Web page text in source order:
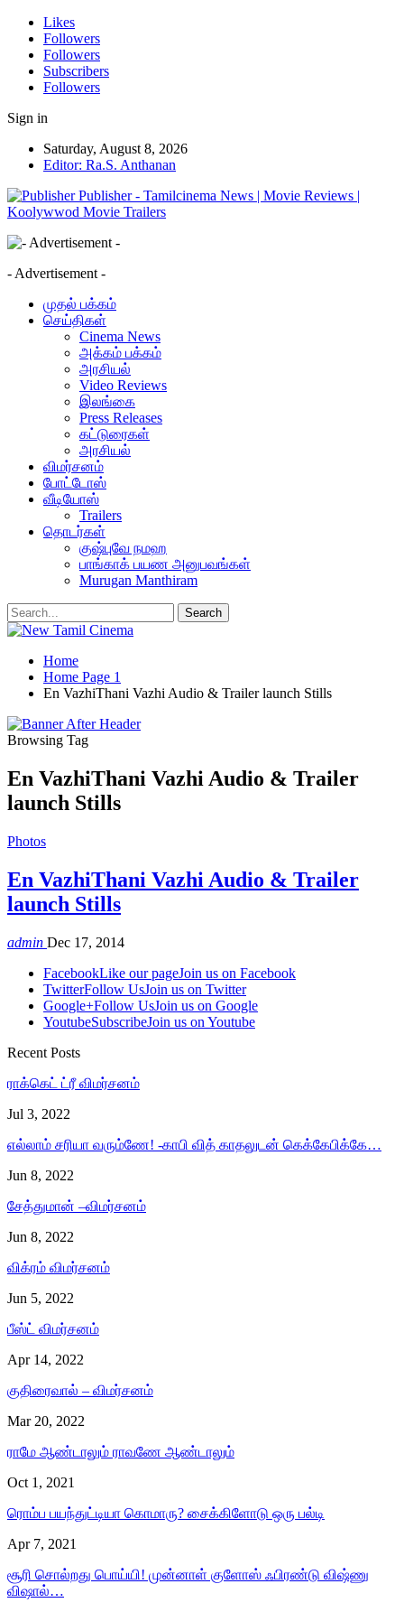
Likes
Followers
Followers
Subscribers
Followers
Sign in
Saturday, August 8, 2026
Editor: Ra.S. Anthanan
Publisher - Tamilcinema News | Movie Reviews |
Koolywwod Movie Trailers
- Advertisement -
முதல் பக்கம்
செய்திகள்
Cinema News
அக்கம் பக்கம்
அரசியல்
Video Reviews
இலங்கை
Press Releases
கட்டுரைகள்
அரசியல்
விமர்சனம்
போட்டோஸ்
வீடியோஸ்
Trailers
தொடர்கள்
குஷ்புவே நமஹ
பாங்காக் பயண அனுபவங்கள்
Murugan Manthiram
Home
Home Page 1
En VazhiThani Vazhi Audio & Trailer launch Stills
Browsing Tag
En VazhiThani Vazhi Audio & Trailer
launch Stills
Photos
En VazhiThani Vazhi Audio & Trailer
launch Stills
admin Dec 17, 2014
FacebookLike our pageJoin us on Facebook
TwitterFollow UsJoin us on Twitter
Google+Follow UsJoin us on Google
YoutubeSubscribeJoin us on Youtube
Recent Posts
ராக்கெட் ட்ரீ விமர்சனம்
Jul 3, 2022
எல்லாம் சரியா வரும்ணே! -காபி வித் காதலுடன் கெக்கேபிக்கே…
Jun 8, 2022
சேத்துமான் –விமர்சனம்
Jun 8, 2022
விக்ரம் விமர்சனம்
Jun 5, 2022
பீஸ்ட் விமர்சனம்
Apr 14, 2022
குதிரைவால் – விமர்சனம்
Mar 20, 2022
ராமே ஆண்டாலும் ராவணே ஆண்டாலும்
Oct 1, 2021
ரொம்ப பயந்துட்டியா கொமாரு? சைக்கிளோடு ஒரு பல்டி
Apr 7, 2021
சூரி சொல்றது பொய்யி! முன்னாள் குளோஸ் ஃபிரண்டு விஷ்ணு
விஷால்…